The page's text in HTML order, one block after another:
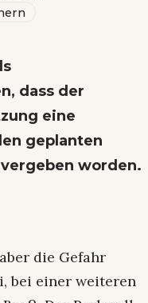
dass der
eine
geplanten
worden.
die Gefahr
bei einer weiteren